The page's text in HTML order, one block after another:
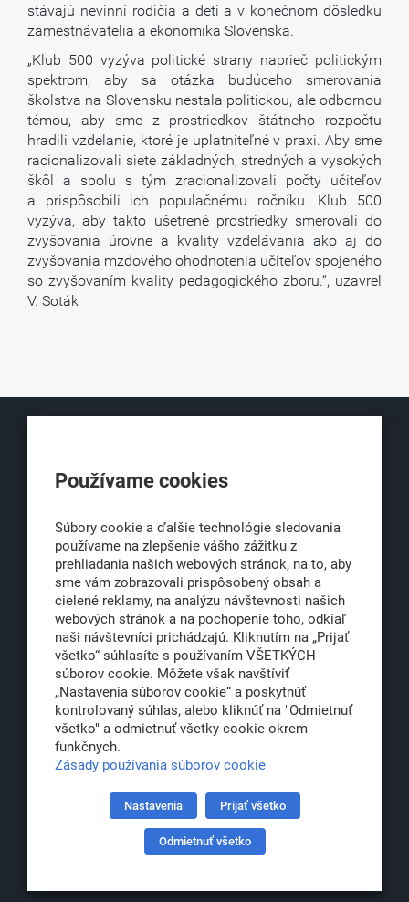
stávajú nevinní rodičia a deti a v konečnom dôsledku
zamestnávatelia a ekonomika Slovenska.
„Klub 500 vyzýva politické strany naprieč politickým
spektrom, aby sa otázka budúceho smerovania
školstva na Slovensku nestala politickou, ale odbornou
témou, aby sme z prostriedkov štátneho rozpočtu
hradili vzdelanie, ktoré je uplatniteľné v praxi. Aby sme
racionalizovali siete základných, stredných a vysokých
škôl a spolu s tým zracionalizovali počty učiteľov
a prispôsobili ich populačnému ročníku. Klub 500
vyzýva, aby takto ušetrené prostriedky smerovali do
zvyšovania úrovne a kvality vzdelávania ako aj do
zvyšovania mzdového ohodnotenia učiteľov spojeného
so zvyšovaním kvality pedagogického zboru.“, uzavrel
V. Soták
Obchodná 6
office@klub500.sk
+421 2 54 646 464
www.klub500.sk
Copyright: Klub 500, 2026
Všetky práva vyhradené
Právna informácia
Partner:
Používame cookies
Súbory cookie a ďalšie technológie sledovania
používame na zlepšenie vášho zážitku z
prehliadania našich webových stránok, na to, aby
sme vám zobrazovali prispôsobený obsah a
cielené reklamy, na analýzu návštevnosti našich
webových stránok a na pochopenie toho, odkiaľ
naši návštevníci prichádzajú. Kliknutím na „Prijať
všetko“ súhlasíte s používaním VŠETKÝCH
súborov cookie. Môžete však navštíviť
„Nastavenia súborov cookie“ a poskytnúť
kontrolovaný súhlas, alebo kliknúť na "Odmietnuť
všetko" a odmietnuť všetky cookie okrem
funkčnych.
Zásady používania súborov cookie
Nastavenia Prijať všetko
Odmietnuť všetko